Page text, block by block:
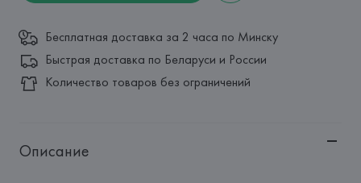
Бесплатная доставка за 2 часа по Минску
Быстрая доставка по Беларуси и России
Количество товаров без ограничений
Описание